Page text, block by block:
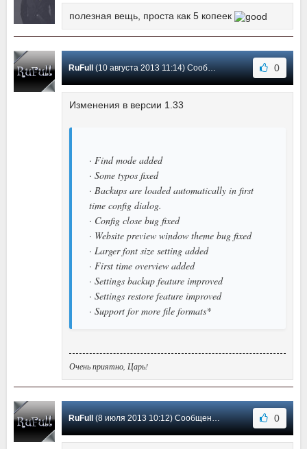
полезная вещь, проста как 5 копеек
RuFull (10 августа 2013 11:14) Сообщение #5 0
Изменения в версии 1.33
· Find mode added
· Some typos fixed
· Backups are loaded automatically in first
time config dialog.
· Config close bug fixed
· Website preview window theme bug fixed
· Larger font size setting added
· First time overview added
· Settings backup feature improved
· Settings restore feature improved
· Support for more file formats*
Очень приятно, Царь!
RuFull (8 июля 2013 10:12) Сообщение #4 0